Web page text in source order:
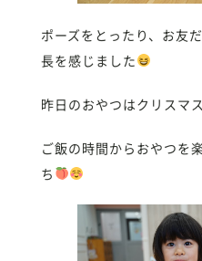
ポーズをとったり、お友
長を感じました
昨日のおやつはクリスマ
ご飯の時間からおやつを
ち